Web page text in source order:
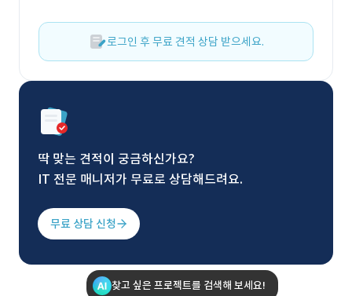
로그인 후 무료 견적 상담 받으세요.
딱 맞는 견적이 궁금하신가요?
IT 전문 매니저가 무료로 상담해드려요.
무료 상담 신청
찾고 싶은 프로젝트를 검색해 보세요!